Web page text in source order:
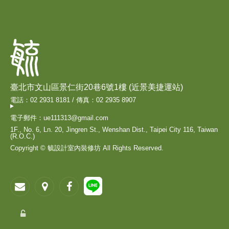
臺北市文山區景仁街20巷6號1樓 (近景美捷運站)
電話：02 2931 8181 / 傳真：02 2935 8907
電子郵件：ue111313@gmail.com
1F., No. 6, Ln. 20, Jingren St., Wenshan Dist., Taipei City 116, Taiwan
(R.O.C.)
Copyright © 毓設計室內裝修坊 All Rights Reserved.